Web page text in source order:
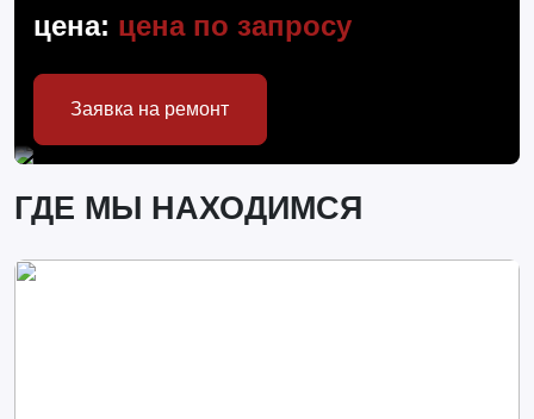
цена: цена по запросу
Заявка на ремонт
ГДЕ МЫ НАХОДИМСЯ